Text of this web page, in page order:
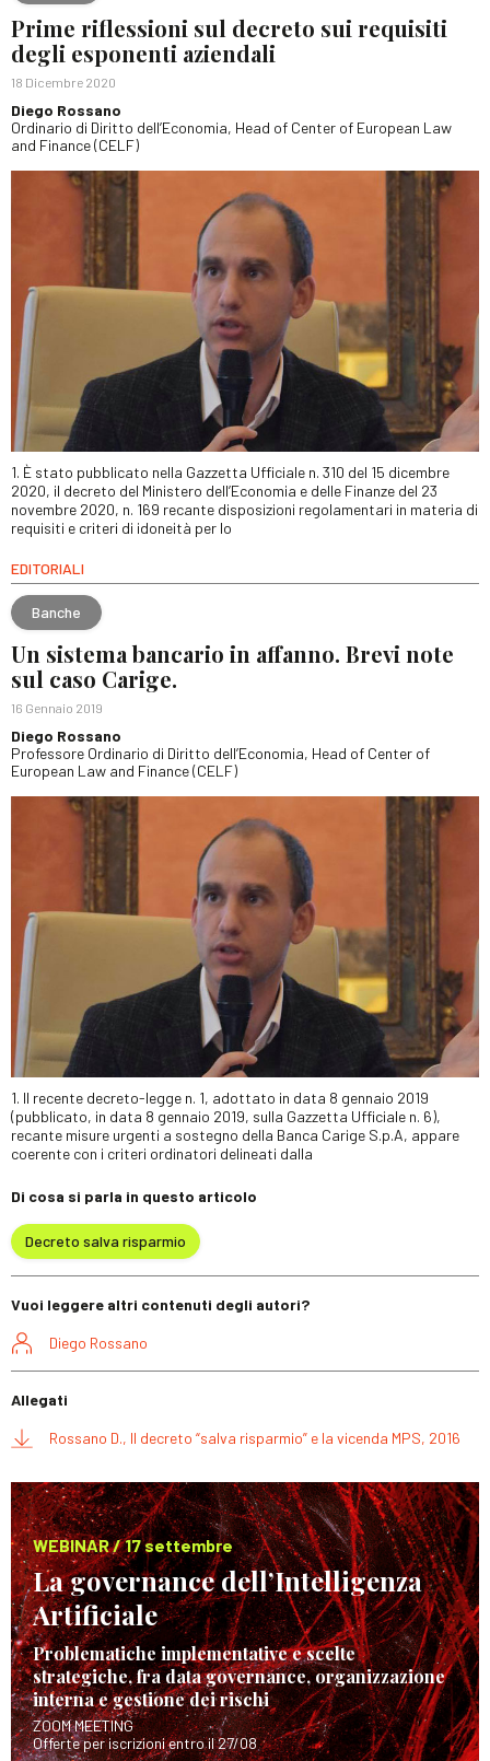
Prime riflessioni sul decreto sui requisiti
degli esponenti aziendali
18 Dicembre 2020
Diego Rossano
Ordinario di Diritto dell’Economia, Head of Center of European Law
and Finance (CELF)
1. È stato pubblicato nella Gazzetta Ufficiale n. 310 del 15 dicembre
2020, il decreto del Ministero dell’Economia e delle Finanze del 23
novembre 2020, n. 169 recante disposizioni regolamentari in materia di
requisiti e criteri di idoneità per lo
EDITORIALI
Banche
Un sistema bancario in affanno. Brevi note
sul caso Carige.
16 Gennaio 2019
Diego Rossano
Professore Ordinario di Diritto dell’Economia, Head of Center of
European Law and Finance (CELF)
1. Il recente decreto-legge n. 1, adottato in data 8 gennaio 2019
(pubblicato, in data 8 gennaio 2019, sulla Gazzetta Ufficiale n. 6),
recante misure urgenti a sostegno della Banca Carige S.p.A, appare
coerente con i criteri ordinatori delineati dalla
Di cosa si parla in questo articolo
Decreto salva risparmio
Vuoi leggere altri contenuti degli autori?
Diego Rossano
Allegati
Rossano D., Il decreto “salva risparmio” e la vicenda MPS, 2016
WEBINAR / 17 settembre
La governance dell’Intelligenza
Artificiale
Problematiche implementative e scelte
strategiche, fra data governance, organizzazione
interna e gestione dei rischi
ZOOM MEETING
Offerte per iscrizioni entro il 27/08